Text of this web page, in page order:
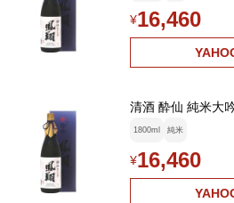
¥16,460
清酒 酔仙 純米大
1800ml 純米
¥16,460